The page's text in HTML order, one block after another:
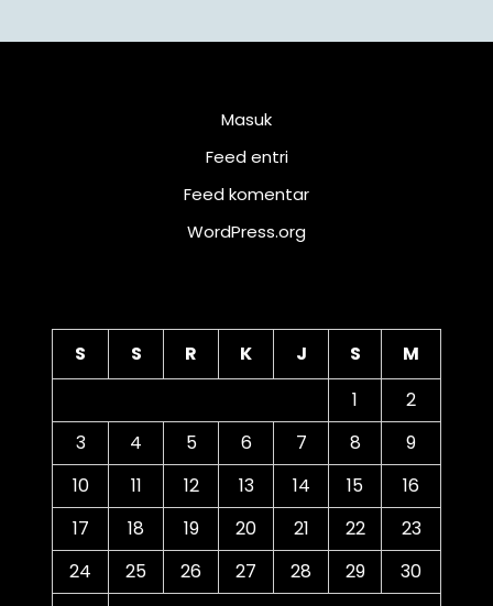
Masuk
Feed entri
Feed komentar
WordPress.org
S S R K J S
M
1
2
3
4 5 6 7 8
9
10
11 12 13 14 15
16
17
18 19 20 21 22
23
24
25 26 27 28 29
30